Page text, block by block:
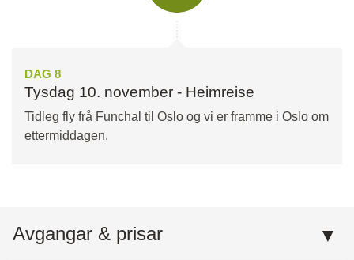
DAG 8
Tysdag 10. november - Heimreise
Tidleg fly frå Funchal til Oslo og vi er framme i Oslo om
ettermiddagen.
Avgangar & prisar